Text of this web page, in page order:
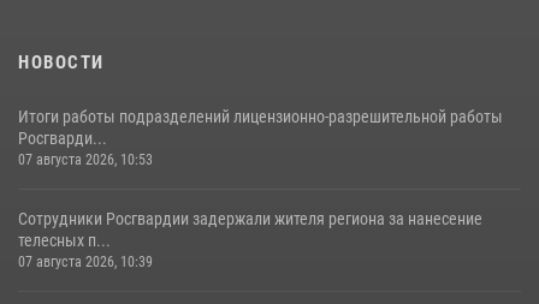
НОВОСТИ
Итоги работы подразделений лицензионно-разрешительной работы
Росгварди...
07 августа 2026, 10:53
Сотрудники Росгвардии задержали жителя региона за нанесение
телесных п...
07 августа 2026, 10:39